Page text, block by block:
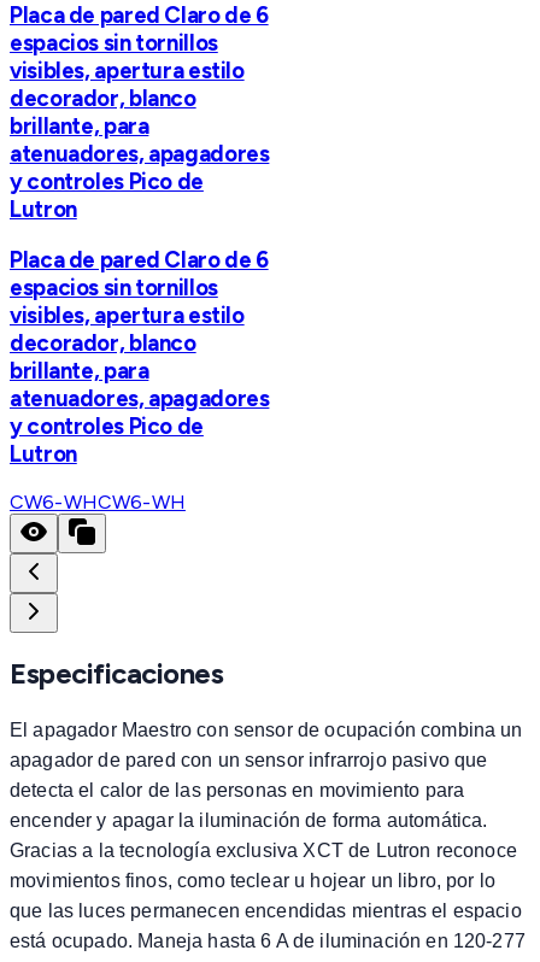
Placa de pared Claro de 6
espacios sin tornillos
visibles, apertura estilo
decorador, blanco
brillante, para
atenuadores, apagadores
y controles Pico de
Lutron
Placa de pared Claro de 6
espacios sin tornillos
visibles, apertura estilo
decorador, blanco
brillante, para
atenuadores, apagadores
y controles Pico de
Lutron
CW6-WHCW6-WH
Especificaciones
El apagador Maestro con sensor de ocupación combina un
apagador de pared con un sensor infrarrojo pasivo que
detecta el calor de las personas en movimiento para
encender y apagar la iluminación de forma automática.
Gracias a la tecnología exclusiva XCT de Lutron reconoce
movimientos finos, como teclear u hojear un libro, por lo
que las luces permanecen encendidas mientras el espacio
está ocupado. Maneja hasta 6 A de iluminación en 120-277